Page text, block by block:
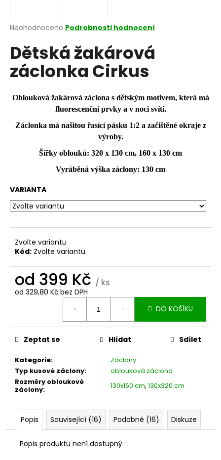
Průměrné
produktu
je
z
hvězdiček.
Neohodnoceno Podrobnosti hodnocení
Dětská žakárová
záclonka Cirkus
Oblouková žakárová záclona s dětským motivem, která má
fluorescenční prvky a v noci svítí.
Záclonka má našitou řasící pásku 1:2 a začištěné okraje z
výroby.
Šířky oblouků: 320 x 130 cm, 160 x 130 cm
Vyráběná výška záclony: 130 cm
VARIANTA
Zvolte variantu
Kód: Zvolte variantu
od 399 Kč / ks
od 329,80 Kč bez DPH
DO KOŠÍKU
Kategorie:
Záclony
Typ kusové záclony:
oblouková záclona
Rozměry obloukové
záclony: 130x160 cm, 130x320 cm
Zeptat se Hlídat Sdílet
Popis Související (16) Podobné (16) Diskuze
Popis produktu není dostupný
j
t
?
HLEDAT
o
r
u
e
m
e